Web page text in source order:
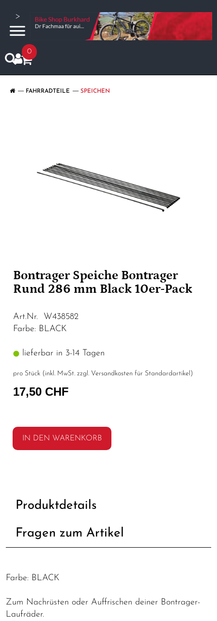
>
0
FAHRRADTEILE SPEICHEN
Bontrager Speiche Bontrager
Rund 286 mm Black 10er-Pack
Art.Nr. W438582
Farbe: BLACK
lieferbar in 3-14 Tagen
pro Stück (inkl. MwSt. zzgl. Versandkosten für Standardartikel )
17,50 CHF
IN DEN WARENKORB
Produktdetails
Fragen zum Artikel
Farbe: BLACK
Zum Nachrüsten oder Auffrischen deiner Bontrager-
Laufräder.